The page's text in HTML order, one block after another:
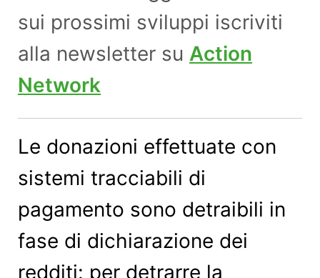
sui prossimi sviluppi iscriviti
alla newsletter su Action
Network
Le donazioni effettuate con
sistemi tracciabili di
pagamento sono detraibili in
fase di dichiarazione dei
redditi: per detrarre la